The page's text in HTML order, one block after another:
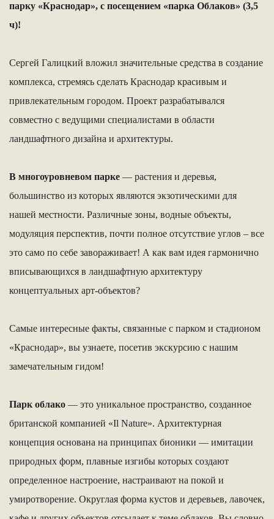
парку «Краснодар», с посещением «парка Облаков» (3,5
ч)!
Сергей Галицкий вложил значительные средства в создание
комплекса, стремясь сделать Краснодар красивым и
привлекательным городом. Проект разрабатывался
совместно с ведущими специалистами в области
ландшафтного дизайна и архитектуры.
В многоуровневом парке — растения и деревья,
большинство из которых являются экзотическими для
нашей местности. Различные зоны, водные объекты,
модуляция перспектив, почти полное отсутствие углов – все
это само по себе завораживает! А как вам идея гармонично
вписывающихся в ландшафтную архитектуру
концептуальных арт-объектов?
Самые интересные факты, связанные с парком и стадионом
«Краснодар», вы узнаете, посетив экскурсию с нашим
замечательным гидом!
Парк облако — это уникальное пространство, созданное
британской компанией «Il Nature». Архитектурная
концепция основана на принципах бионики — имитации
природных форм, плавные изгибы которых создают
определенное настроение, настраивают на покой и
умиротворение. Округлая форма кустов и деревьев, лавочек,